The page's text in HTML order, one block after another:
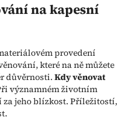
na kapesní
provedení
které na ně můžete
důvěrnosti. Kdy věnovat
významném životním
jeho blízkost. Příležitostí,